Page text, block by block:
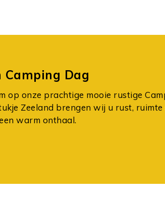
Camping Dag
op onze prachtige mooie rustige
Zeeland brengen wij u rust,
warm onthaal.